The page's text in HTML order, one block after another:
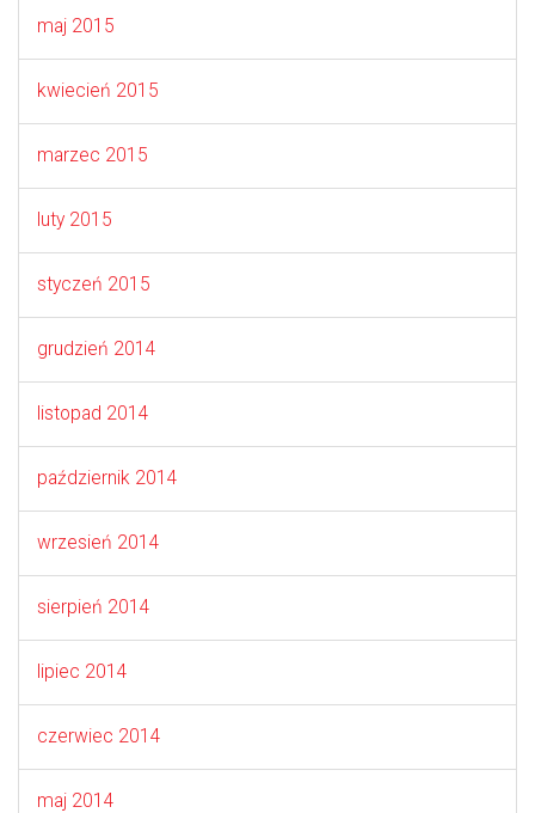
maj 2015
kwiecień 2015
marzec 2015
luty 2015
styczeń 2015
grudzień 2014
listopad 2014
październik 2014
wrzesień 2014
sierpień 2014
lipiec 2014
czerwiec 2014
maj 2014